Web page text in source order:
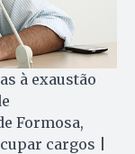
à exaustão
Formosa,
cargos |